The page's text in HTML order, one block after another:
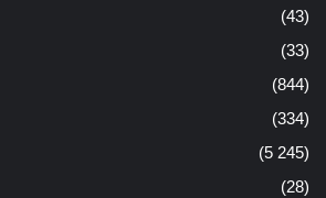
(43)
(33)
(844)
(334)
(5 245)
(28)